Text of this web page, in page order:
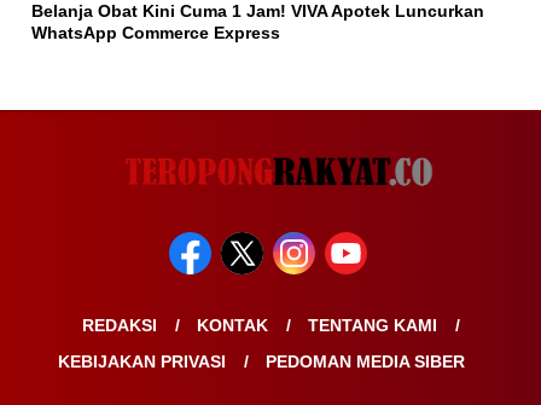
Belanja Obat Kini Cuma 1 Jam! VIVA Apotek Luncurkan
WhatsApp Commerce Express
REDAKSI KONTAK
TENTANG KAMI
KEBIJAKAN PRIVASI
PEDOMAN MEDIA SIBER